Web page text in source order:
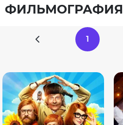
ФИЛЬМОГРАФИЯ
1